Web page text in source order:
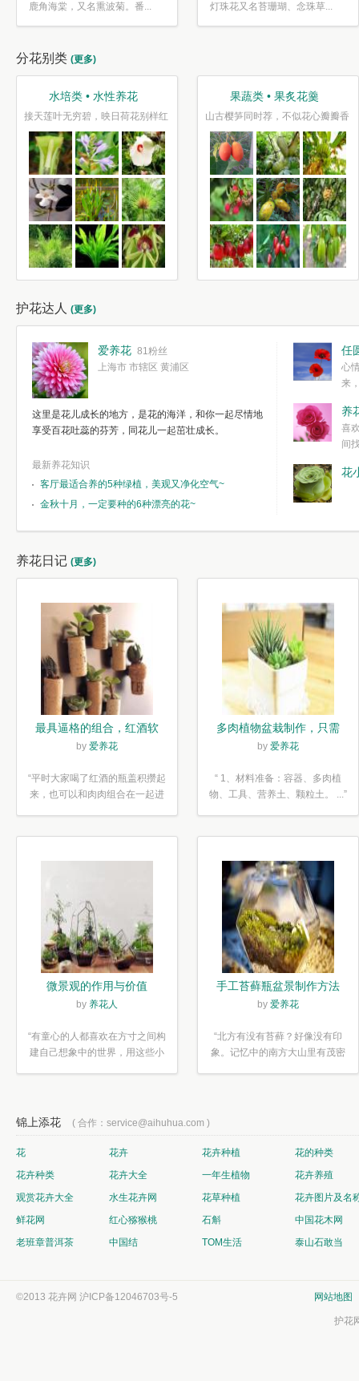
鹿角海棠，又名熏波菊。番... 灯珠花又名苔珊瑚、念珠草...
分花别类 (更多)
水培类 • 水性养花
接天莲叶无穷碧，映日荷花别样红
果蔬类 • 果炙花羹
山古樱笋同时荐，不似花心瓣瓣香
护花达人 (更多)
爱养花 81粉丝
上海市 市辖区 黄浦区
这里是花儿成长的地方，是花的海洋，和你一起尽情地
享受百花吐蕊的芬芳，同花儿一起茁壮成长。
最新养花知识
客厅最适合养的5种绿植，美观又净化空气~
金秋十月，一定要种的6种漂亮的花~
任
心
来
简单愉快的心
我们自己复杂
养
喜
间
花
养花日记 (更多)
最具逼格的组合，红酒软
木塞diy多肉植物盆栽
by 爱养花
“平时大家喝了红酒的瓶盖积攒起
来，也可以和肉肉组合在一起进
多肉植物盆栽制作，只需
简单6步
by 爱养花
“ 1、材料准备：容器、多肉植
物、工具、营养土、颗粒土。 ...”
微景观的作用与价值
by 养花人
“有童心的人都喜欢在方寸之间构
建自己想象中的世界，用这些小
手工苔藓瓶盆景制作方法
by 爱养花
“北方有没有苔藓？好像没有印
象。记忆中的南方大山里有茂密
锦上添花 ( 合作：service@aihuhua.com )
花 花卉 花卉种植
花的种类
花卉种类
花卉大全 一年生植物
花卉养殖
观赏花卉大全
水生花卉网 花草种植
花卉图片及名
鲜花网
红心猕猴桃 石斛
中国花木网
老班章普洱茶
中国结 TOM生活 泰山石敢当
©2013 花卉网 沪ICP备12046703号-5 网站地图
护花